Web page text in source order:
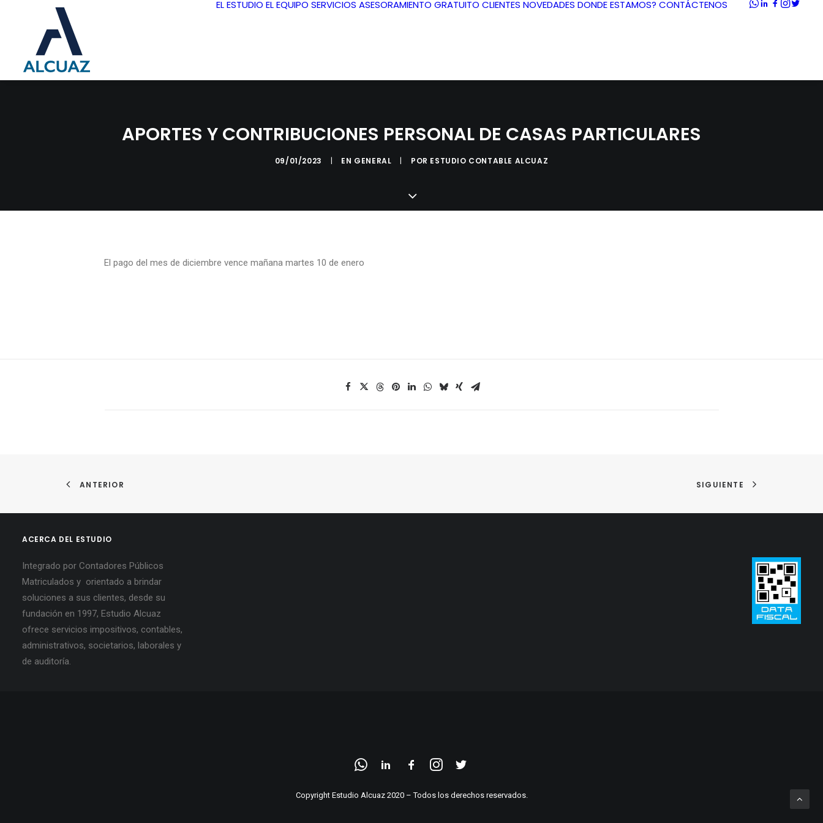
EL ESTUDIO EL EQUIPO SERVICIOS ASESORAMIENTO GRATUITO CLIENTES NOVEDADES DONDE ESTAMOS? CONTÁCTENOS
APORTES Y CONTRIBUCIONES PERSONAL DE CASAS PARTICULARES
09/01/2023 | EN GENERAL | POR ESTUDIO CONTABLE ALCUAZ
El pago del mes de diciembre vence mañana martes 10 de enero
ANTERIOR SIGUIENTE
ACERCA DEL ESTUDIO
Integrado por Contadores Públicos
Matriculados y orientado a brindar
soluciones a sus clientes, desde su
fundación en 1997, Estudio Alcuaz
ofrece servicios impositivos, contables,
administrativos, societarios, laborales y
de auditoría.
Copyright Estudio Alcuaz 2020 – Todos los derechos reservados.